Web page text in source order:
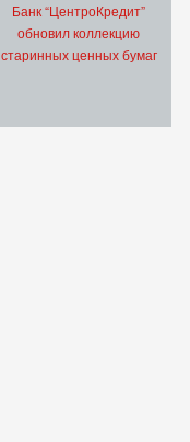
Банк “ЦентроКредит”
обновил коллекцию
старинных ценных бумаг